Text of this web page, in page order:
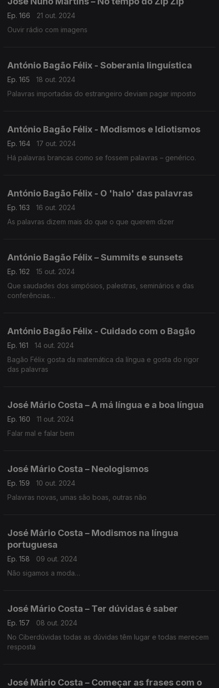
Ep. 166
21 out. 2024
Ouvir rádio com imagens
António Bagão Félix - Soberania linguística
Ep. 165
18 out. 2024
Palavras importadas do estrangeiro deviam pagar imposto
António Bagão Félix - Modismos e Idiotismos
Ep. 164
17 out. 2024
Há palavras brancas como se fossem palavras – genérico.
António Bagão Félix - O 'halo' das palavras
Ep. 163
16 out. 2024
As palavras dizem mais do que o que querem dizer
António Bagão Félix – Summits e sunsets
Ep. 162
15 out. 2024
Que saudades dos simpósios, palestras, seminários e das
conferências…
António Bagão Félix - Cuidado com o Bagão
Ep. 161
14 out. 2024
Bagão Félix gosta da matemática da língua e gosta do rigor
das palavras
José Mário Costa – A má língua e a boa língua
Ep. 160
11 out. 2024
Falar mal e falar bem
José Mário Costa – Neologismos
Ep. 159
10 out. 2024
Palavras novas, umas são boas, outras não
José Mário Costa – Modismos na língua
portuguesa
Ep. 158
09 out. 2024
Não sigamos a moda…
José Mário Costa – Ter dúvidas é saber
Ep. 157
08 out. 2024
No Ciberdúvidas todas as dúvidas têm lugar e todas merecem
resposta
José Mário Costa – Começar as frases com o